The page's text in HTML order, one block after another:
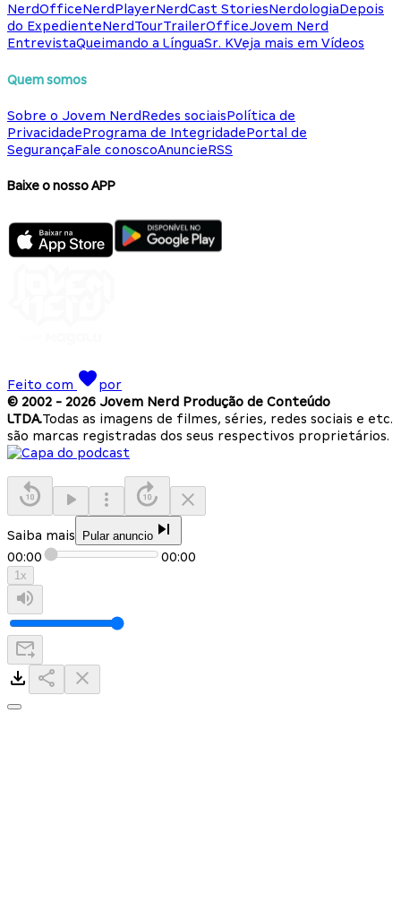
NerdOfficeNerdPlayerNerdCast StoriesNerdologiaDepois
do ExpedienteNerdTourTrailerOfficeJovem Nerd
EntrevistaQueimando a LínguaSr. KVeja mais em Vídeos
Quem somos
Sobre o Jovem NerdRedes sociaisPolítica de
PrivacidadePrograma de IntegridadePortal de
SegurançaFale conoscoAnuncieRSS
Baixe o nosso APP
Feito com
por
© 2002 - 2026 Jovem Nerd Produção de Conteúdo
LTDA.Todas as imagens de filmes, séries, redes sociais e etc.
são marcas registradas dos seus respectivos proprietários.
Saiba mais Pular anuncio
00:00 00:00
1x